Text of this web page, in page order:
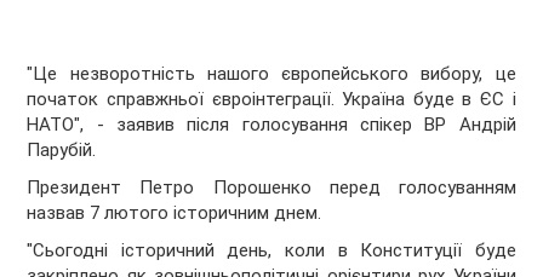
"Це незворотність нашого європейського вибору, це
початок справжньої євроінтеграції. Україна буде в ЄС і
НАТО", - заявив після голосування спікер ВР Андрій
Парубій.
Президент Петро Порошенко перед голосуванням
назвав 7 лютого історичним днем.
"Сьогодні історичний день, коли в Конституції буде